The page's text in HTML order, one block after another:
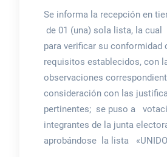
Se informa la recepción en
de 01 (una) sola lista, la cual
para verificar su conformidad
requisitos establecidos, con
observaciones
consideración con las
pertinentes; se puso a
integrantes de la junta
aprobándose la lista